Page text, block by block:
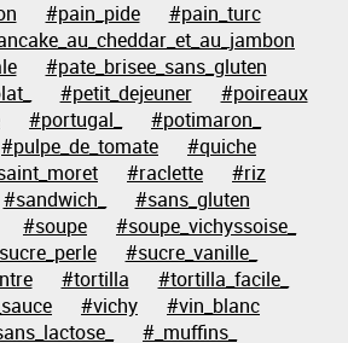
#pain_pide
#pain_turc
#pate_brisee_sans_gluten
#petit_dejeuner
#poireaux
#portugal_
#potimaron_
#pulpe_de_tomate
#quiche
#raclette
#riz
#sandwich_
#sans_gluten
#soupe
#soupe_vichyssoise_
#sucre_vanille_
#tortilla
#tortilla_facile_
#vichy
#vin_blanc
#_muffins_